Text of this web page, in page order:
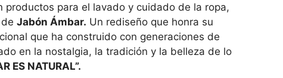
productos para el lavado y cuidado de la ropa,
Jabón Ámbar. Un rediseño que honra su
que ha construido con generaciones de
en la nostalgia, la tradición y la belleza de lo
ES NATURAL”.